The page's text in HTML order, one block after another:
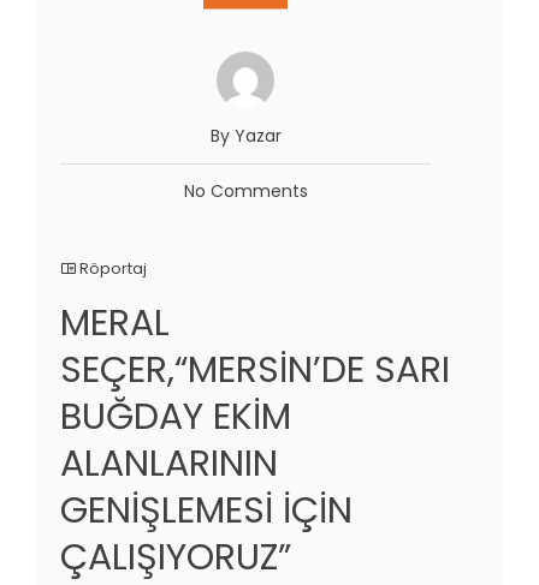
By Yazar
No Comments
Röportaj
MERAL
SEÇER,“MERSİN’DE SARI
BUĞDAY EKİM
ALANLARININ
GENİŞLEMESİ İÇİN
ÇALIŞIYORUZ”